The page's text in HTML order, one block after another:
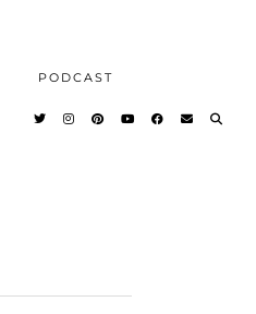
PODCAST